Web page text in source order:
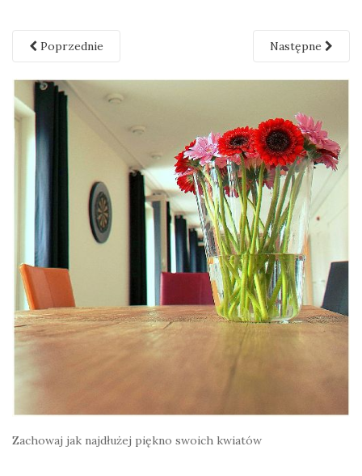
Poprzednie Następne
Zachowaj jak najdłużej piękno swoich kwiatów